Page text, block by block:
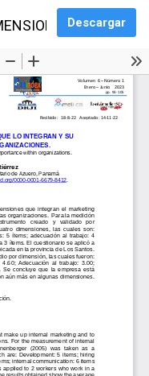
QUE LO
Descargar